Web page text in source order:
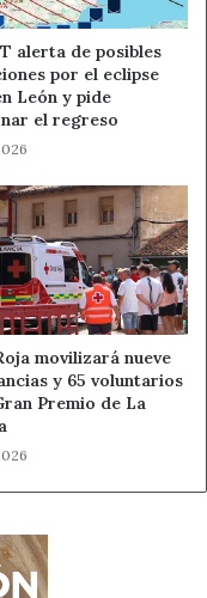
con un gran
para todos los
dirigidas, con
de oliva virgen
con la gran
al aire libre
4.000 raciones,
a la bañezama,
a base de
de miel.
o vino, tiene un
de menú
para el menú
las 13:30 horas.
alerta de posibles
por el eclipse
León y pide
el regreso
movilizará nueve
y 65 voluntarios
Premio de La